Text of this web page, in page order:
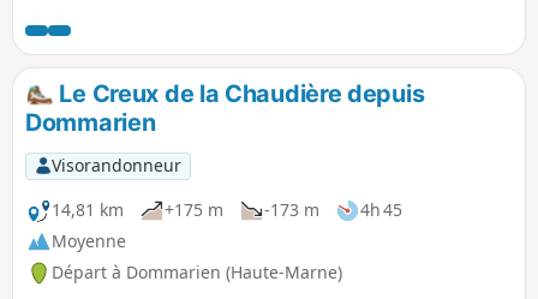
Le Creux de la Chaudière depuis
Dommarien
Visorandonneur
14,81 km
+175 m -173 m
4h 45
Moyenne
Départ à Dommarien (Haute-Marne)